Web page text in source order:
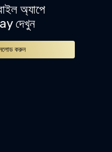
অ্যাপে
দেখুন
করুন